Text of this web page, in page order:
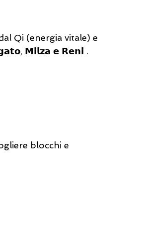
Qi (energia vitale) e
𝗠𝗶𝗹𝘇𝗮 𝗲 𝗥𝗲𝗻𝗶 .
blocchi e